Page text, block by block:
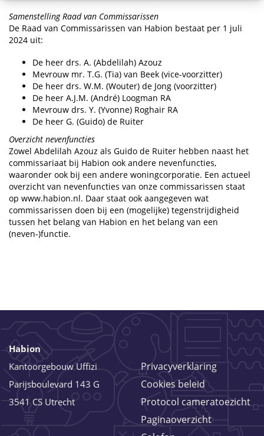
Samenstelling Raad van Commissarissen
De Raad van Commissarissen van Habion bestaat per 1 juli
2024 uit:
De heer drs. A. (Abdelilah) Azouz
Mevrouw mr. T.G. (Tia) van Beek (vice-voorzitter)
De heer drs. W.M. (Wouter) de Jong (voorzitter)
De heer A.J.M. (André) Loogman RA
Mevrouw drs. Y. (Yvonne) Roghair RA
De heer G. (Guido) de Ruiter
Overzicht nevenfuncties
Zowel Abdelilah Azouz als Guido de Ruiter hebben naast het
commissariaat bij Habion ook andere nevenfuncties,
waaronder ook bij een andere woningcorporatie. Een actueel
overzicht van nevenfuncties van onze commissarissen staat
op www.habion.nl. Daar staat ook aangegeven wat
commissarissen doen bij een (mogelijke) tegenstrijdigheid
tussen het belang van Habion en het belang van een
(neven-)functie.
Habion
Kantoorgebouw Uffizi
Parijsboulevard 143 G
3541 CS Utrecht
Privacyverklaring
Cookies beleid
Protocol cameratoezicht
Paginaoverzicht